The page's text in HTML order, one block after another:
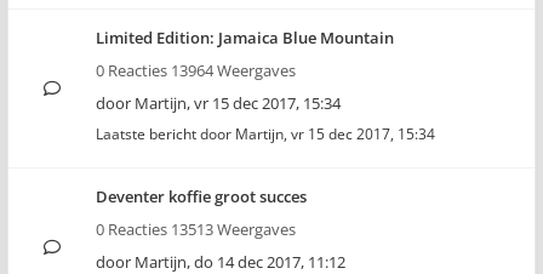
Limited Edition: Jamaica Blue Mountain
0 Reacties 13964 Weergaves
door Martijn,vr 15 dec 2017, 15:34
Laatste bericht door Martijn, vr 15 dec 2017, 15:34
Deventer koffie groot succes
0 Reacties 13513 Weergaves
door Martijn,do 14 dec 2017, 11:12